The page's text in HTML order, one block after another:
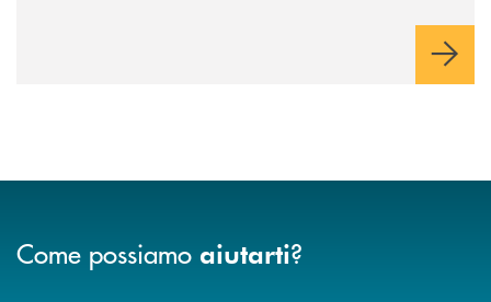
operazioni e rispondere alla crescente velocità e complessità
Come possiamo aiutarti?